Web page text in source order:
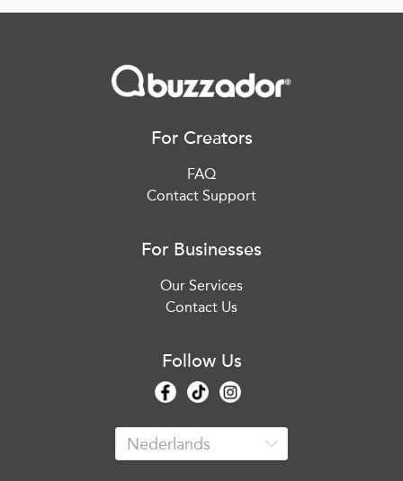
For Creators
FAQ
Contact Support
For Businesses
Our Services
Contact Us
Follow Us